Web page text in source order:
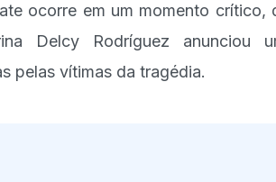
ocorre em um momento crítico,
Delcy Rodríguez anunciou
pelas vítimas da tragédia.